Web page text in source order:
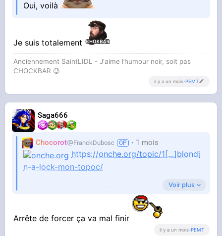
Oui, voilà
Je suis totalement
Anciennement SaintLIDL - J'aime l’humour noir, soit pas
CHOCKBAR 😉️
il y a un mois-PEMT
Saga666
Chocorot FranckDubosc 1 mois
https://onche.org/topic/1[...]blondi
n-a-lock-mon-topoc/
Il couvre donc son collègue. Ça veut tout dire
Voir plus
Arrête de forcer ça va mal finir
il y a un mois-PEMT